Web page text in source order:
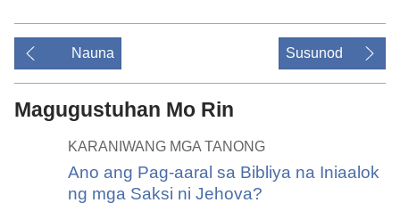
Nauna Susunod
Magugustuhan Mo Rin
KARANIWANG MGA TANONG
Ano ang Pag-aaral sa Bibliya na Iniaalok
ng mga Saksi ni Jehova?